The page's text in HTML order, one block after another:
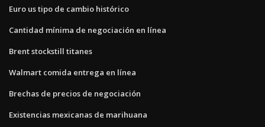
Euro us tipo de cambio histórico
Cantidad mínima de negociación en línea
Brent stockstill titanes
Walmart comida entrega en línea
Brechas de precios de negociación
Existencias mexicanas de marihuana